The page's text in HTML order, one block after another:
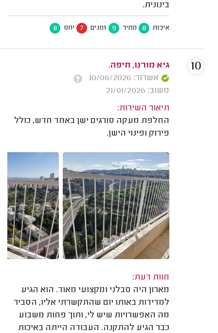
בינונית.
איכות 8 מחיר 9 זמנים 7 יחס 8
גיא מורנו, חיפה.
אשרור: 10/06/2026
משוב: 21/01/2026
תיאור השירות:
החלפת מעקה סורגים ישן באחד חדש, כולל
פירוק ופינוי הישן.
חוות דעת:
מארון היה סבלני ומקצועי מאוד. הוא הגיע
למדידות באותו יום שהתקשרתי אליו, הסביר
מה האפשרויות שיש לי, ותוך פחות משבוע
כבר הגיע להתקנה. העבודה הייתה באיכות
10